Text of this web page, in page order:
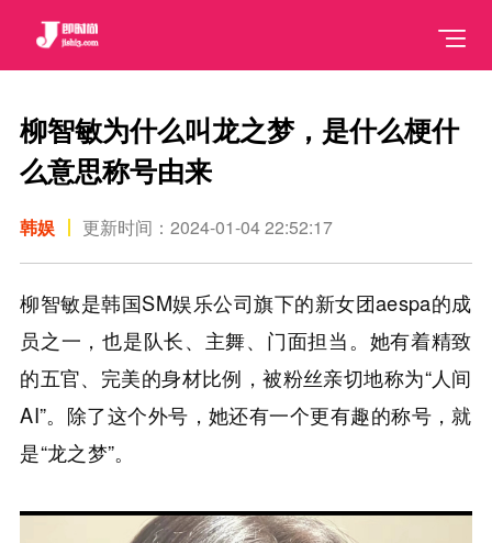
柳智敏为什么叫龙之梦，是什么梗什
么意思称号由来
韩娱 更新时间：2024-01-04 22:52:17
柳智敏是韩国SM娱乐公司旗下的新女团aespa的成
员之一，也是队长、主舞、门面担当。她有着精致
的五官、完美的身材比例，被粉丝亲切地称为“人间
AI”。除了这个外号，她还有一个更有趣的称号，就
是“龙之梦”。